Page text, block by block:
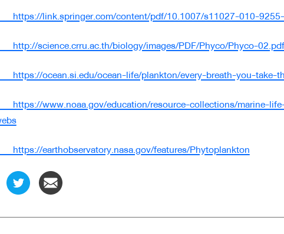
https://link.springer.com/content/pdf/10.1007/s11027-010-
http://science.crru.ac.th/biology/images/PDF/Phyco/Phyco-02.pdf
https://ocean.si.edu/ocean-life/plankton/every-breath-you-take-
https://www.noaa.gov/education/resource-collections/marine-
https://earthobservatory.nasa.gov/features/Phytoplankton